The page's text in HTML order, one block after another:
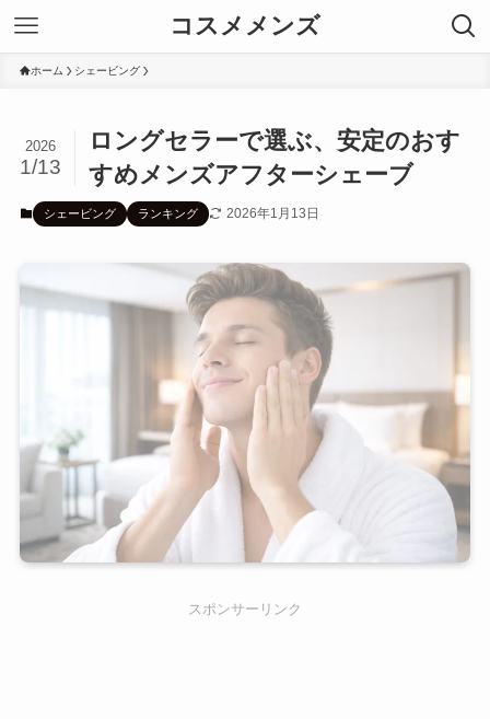
コスメメンズ
ホーム シェービング
ロングセラーで選ぶ、安定のおす
すめメンズアフターシェーブ
2026
1/13
シェービング ランキング 2026年1月13日
スポンサーリンク